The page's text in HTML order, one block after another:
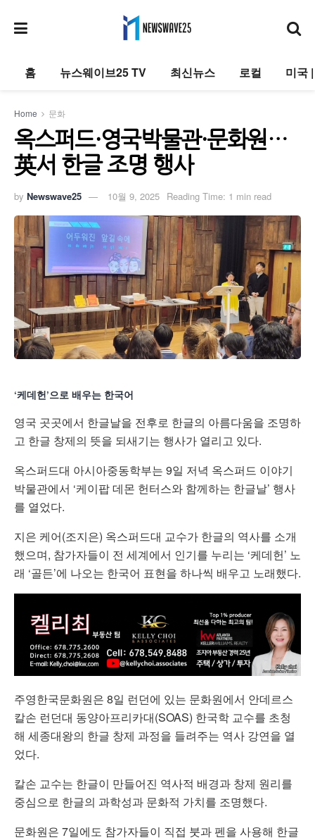
홈 뉴스웨이브25 TV 최신뉴스 로컬 미국
Home 문화
옥스퍼드·영국박물관·문화원…
英서 한글 조명 행사
by Newswave25 10월 9, 2025 Reading Time: 1 min read
‘케데헌’으로 배우는 한국어
영국 곳곳에서 한글날을 전후로 한글의 아름다움을 조명하
고 한글 창제의 뜻을 되새기는 행사가 열리고 있다.
옥스퍼드대 아시아중동학부는 9일 저녁 옥스퍼드 이야기
박물관에서 ‘케이팝 데몬 헌터스와 함께하는 한글날’ 행사
를 열었다.
지은 케어(조지은) 옥스퍼드대 교수가 한글의 역사를 소개
했으며, 참가자들이 전 세계에서 인기를 누리는 ‘케데헌’ 노
래 ‘골든’에 나오는 한국어 표현을 하나씩 배우고 노래했다.
주영한국문화원은 8일 런던에 있는 문화원에서 안데르스
칼손 런던대 동양아프리카대(SOAS) 한국학 교수를 초청
해 세종대왕의 한글 창제 과정을 들려주는 역사 강연을 열
었다.
칼손 교수는 한글이 만들어진 역사적 배경과 창제 원리를
중심으로 한글의 과학성과 문화적 가치를 조명했다.
문화원은 7일에도 참가자들이 직접 붓과 펜을 사용해 한글